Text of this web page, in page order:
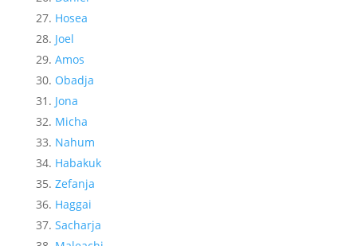
Hosea
Joel
Amos
Obadja
Jona
Micha
Nahum
Habakuk
Zefanja
Haggai
Sacharja